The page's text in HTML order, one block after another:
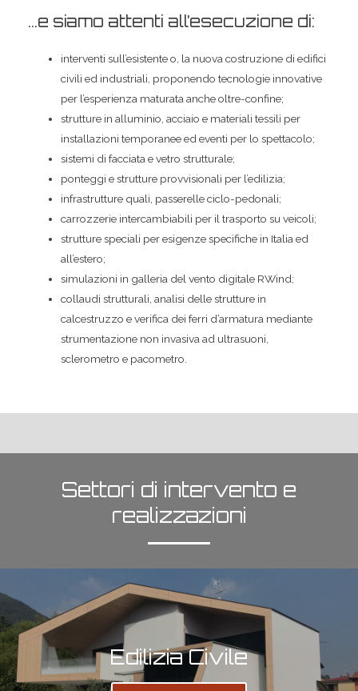
…e siamo attenti all’esecuzione di:
interventi sull’esistente o, la nuova costruzione di edifici
civili ed industriali, proponendo tecnologie innovative
per l’esperienza maturata anche oltre-confine;
strutture in alluminio, acciaio e materiali tessili per
installazioni temporanee ed eventi per lo spettacolo;
sistemi di facciata e vetro strutturale;
ponteggi e strutture provvisionali per l’edilizia;
infrastrutture quali, passerelle ciclo-pedonali;
carrozzerie intercambiabili per il trasporto su veicoli;
strutture speciali per esigenze specifiche in Italia ed
all’estero;
simulazioni in galleria del vento digitale RWind;
collaudi strutturali, analisi delle strutture in
calcestruzzo e verifica dei ferri d’armatura mediante
strumentazione non invasiva ad ultrasuoni,
sclerometro e pacometro.
Settori di intervento e
realizzazioni
Edilizia Civile